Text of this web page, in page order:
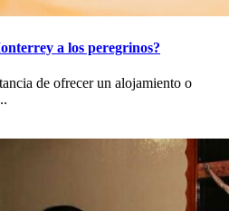
a los peregrinos?
de ofrecer un alojamiento o